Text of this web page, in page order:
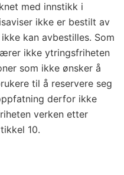
med innstikk i
ikke er bestilt av
kan avbestilles. Som
ikke ytringsfriheten
som ikke ønsker å
til å reservere seg
derfor ikke
verken etter
10.